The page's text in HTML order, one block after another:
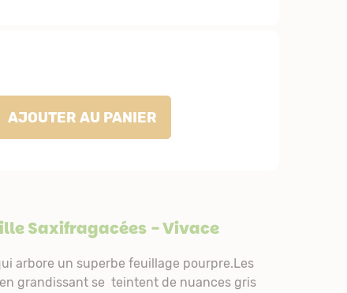
AJOUTER AU PANIER
Saxifragacées - Vivace
arbore un superbe feuillage pourpre.Les
grandissant se teintent de nuances gris